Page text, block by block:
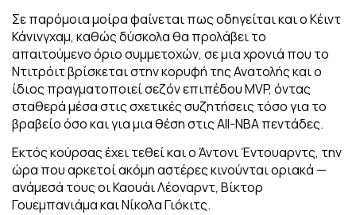
Σε παρόμοια μοίρα φαίνεται πως οδηγείται και ο Κέιντ
Κάνινγχαμ, καθώς δύσκολα θα προλάβει το
απαιτούμενο όριο συμμετοχών, σε μια χρονιά που το
Ντιτρόιτ βρίσκεται στην κορυφή της Ανατολής και ο
ίδιος πραγματοποιεί σεζόν επιπέδου MVP, όντας
σταθερά μέσα στις σχετικές συζητήσεις τόσο για το
βραβείο όσο και για μια θέση στις All-NBA πεντάδες.
Εκτός κούρσας έχει τεθεί και ο Άντονι Έντουαρντς, την
ώρα που αρκετοί ακόμη αστέρες κινούνται οριακά —
ανάμεσά τους οι Καουάι Λέοναρντ, Βίκτορ
Γουεμπανιάμα και Νίκολα Γιόκιτς.